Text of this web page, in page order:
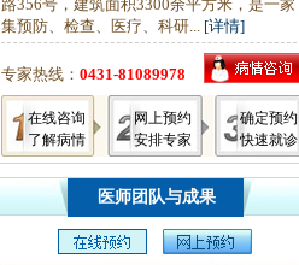
路356号，建筑面积3300余平方米，是一家
集预防、检查、医疗、科研... [详情]
专家热线： 0431-81089978
在线咨询
了解病情
网上预约
安排专家
确定预约
快速就诊
医师团队与成果